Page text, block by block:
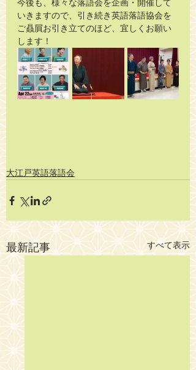
今後も、様々な落語会を企画・開催して
いきますので、引き続き英語落語協会を
ご贔屓お引き立てのほど、宜しくお願い
します！
大江戸英語落語会
最新記事 すべて表示